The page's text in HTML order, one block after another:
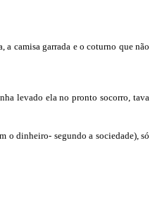
a camisa garrada e o coturno que não
levado ela no pronto socorro, tava
o dinheiro- segundo a sociedade), só